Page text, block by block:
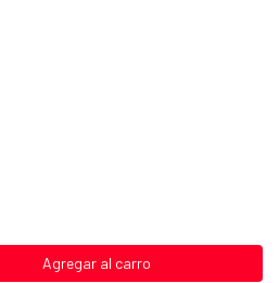
Agregar al carro